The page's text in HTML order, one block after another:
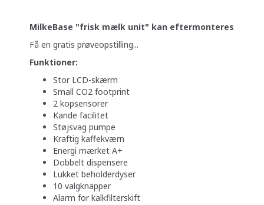
MilkeBase "frisk mælk unit" kan eftermonteres
Få en gratis prøveopstilling...
Funktioner:
Stor LCD-skærm
Small CO2 footprint
2 kopsensorer
Kande facilitet
Støjsvag pumpe
Kraftig kaffekværn
Energi mærket A+
Dobbelt dispensere
Lukket beholderdyser
10 valgknapper
Alarm for kalkfilterskift